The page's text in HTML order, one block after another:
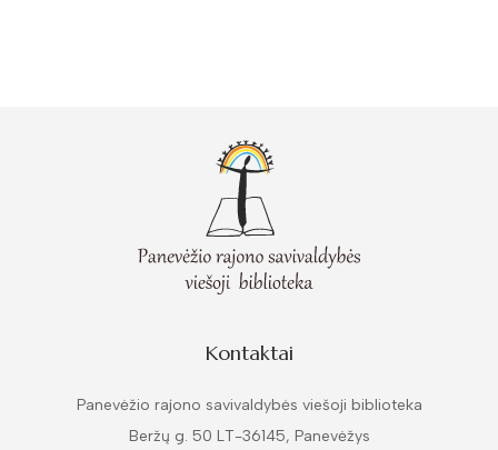
Kontaktai
Panevėžio rajono savivaldybės viešoji biblioteka
Beržų g. 50 LT-36145, Panevėžys